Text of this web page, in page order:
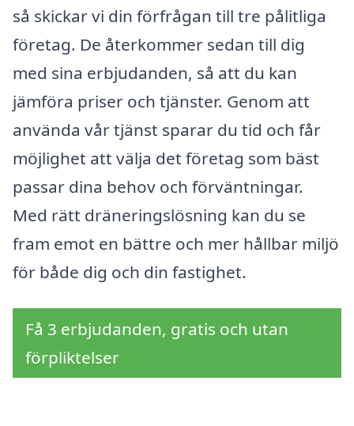
så skickar vi din förfrågan till tre pålitliga
företag. De återkommer sedan till dig
med sina erbjudanden, så att du kan
jämföra priser och tjänster. Genom att
använda vår tjänst sparar du tid och får
möjlighet att välja det företag som bäst
passar dina behov och förväntningar.
Med rätt dräneringslösning kan du se
fram emot en bättre och mer hållbar miljö
för både dig och din fastighet.
Få 3 erbjudanden, gratis och utan
förpliktelser